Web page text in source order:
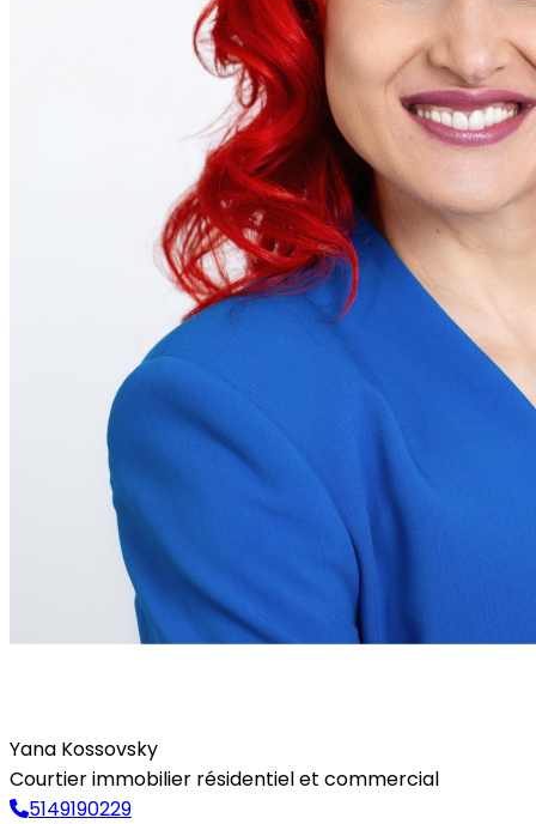
Yana Kossovsky
Courtier immobilier résidentiel et commercial
5149190229